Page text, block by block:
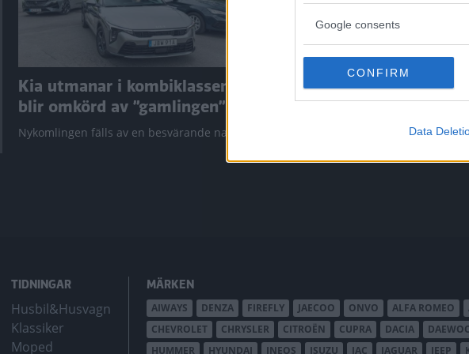
Google consents
CONFIRM
Data
Kia utmanar i kombiklassen –
blir omkörd av ”gamlingen”
Nykomlingen fälls av en besvärande nackdel.
”God chans att bli ny
krympt men fylls nu på av eldrivna
TIDNINGAR
Husbil&Husvagn
Klassiker
Moped
MÄRKEN
AIWAYS DENZA FIREFLY JAECOO ONVO ALFA ROMEO
CHEVROLET
CHRYSLER CITROËN CUPRA DACIA
HUMMER
HYUNDAI INEOS ISUZU JAC JAGUAR JEEP